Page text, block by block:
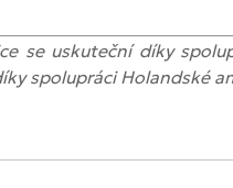
se uskuteční díky
spolupráciHolandské